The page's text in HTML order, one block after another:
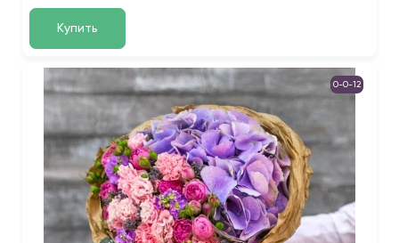
Купить
0-0-12